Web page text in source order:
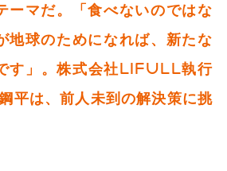
ーマだ。「食べないのではな
地球のためになれば、新たな
す」。株式会社LIFULL執行
平は、前人未到の解決策に挑